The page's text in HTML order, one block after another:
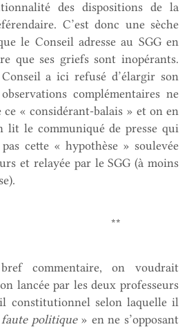
des dispositions de la
C’est donc une sèche
le Conseil adresse au SGG en
que ses griefs sont inopérants.
a ici refusé d’élargir son
complémentaires ne
« considérant-balais » et on en
lit le communiqué de presse qui
cette « hypothèse » soulevée
et relayée par le SGG (à moins
**
commentaire, on voudrait
lancée par les deux professeurs
constitutionnel selon laquelle il
faute politique» en ne s’opposant